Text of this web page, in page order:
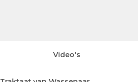
Video's